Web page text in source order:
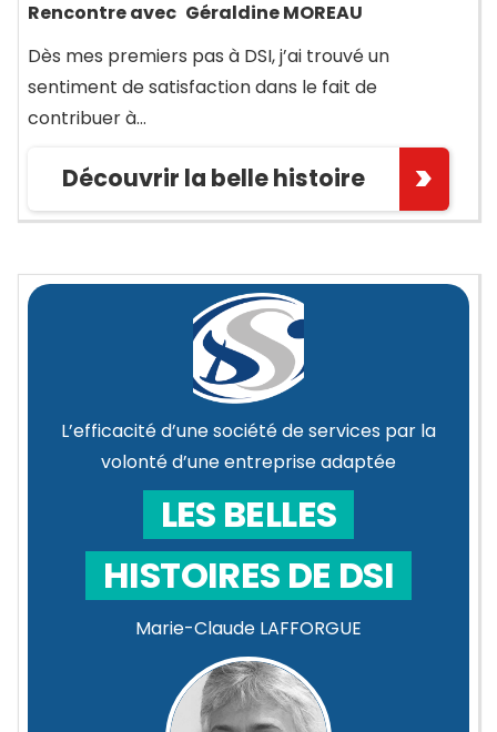
Rencontre avec Géraldine MOREAU
Dès mes premiers pas à DSI, j’ai trouvé un
sentiment de satisfaction dans le fait de
contribuer à…
Découvrir la belle histoire
L’efficacité d’une société de services par la
volonté d’une entreprise adaptée
LES BELLES
HISTOIRES DE DSI
Marie-Claude LAFFORGUE